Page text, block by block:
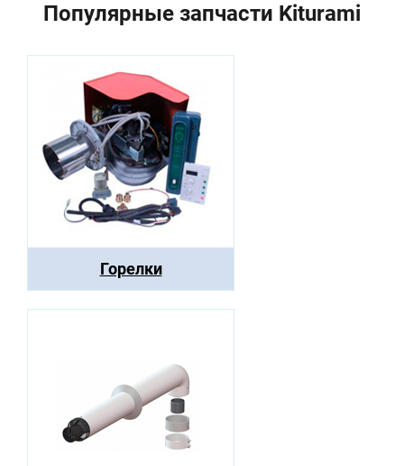
Популярные запчасти Kiturami
Горелки